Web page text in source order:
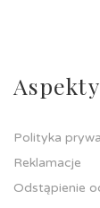
Polityka
Reklamacje
Odstąpienie